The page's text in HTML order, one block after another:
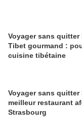
Voyager sans quitter
Tibet gourmand :
cuisine tibétaine
Voyager sans quitter
meilleur restaurant
Strasbourg